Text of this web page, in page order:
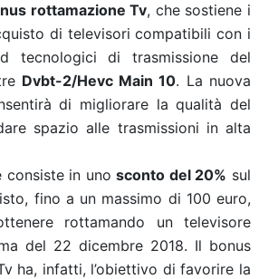
rottamazione Tv, che sostiene i
di televisori compatibili con i
tecnologici di trasmissione del
Dvbt-2/Hevc Main 10. La nuova
di migliorare la qualità del
spazio alle trasmissioni in alta
consiste in unosconto del 20% sul
fino a un massimo di 100 euro,
rottamando un televisore
del 22 dicembre 2018. Il bonus
ha, infatti, l’obiettivo di favorire la